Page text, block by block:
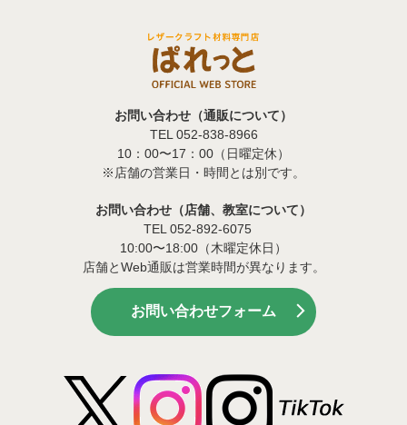
お問い合わせ（通販について）
TEL 052-838-8966
10：00〜17：00（日曜定休）
※店舗の営業日・時間とは別です。
お問い合わせ（店舗、教室について）
TEL 052-892-6075
10:00〜18:00（木曜定休日）
店舗とWeb通販は営業時間が異なります。
お問い合わせフォーム